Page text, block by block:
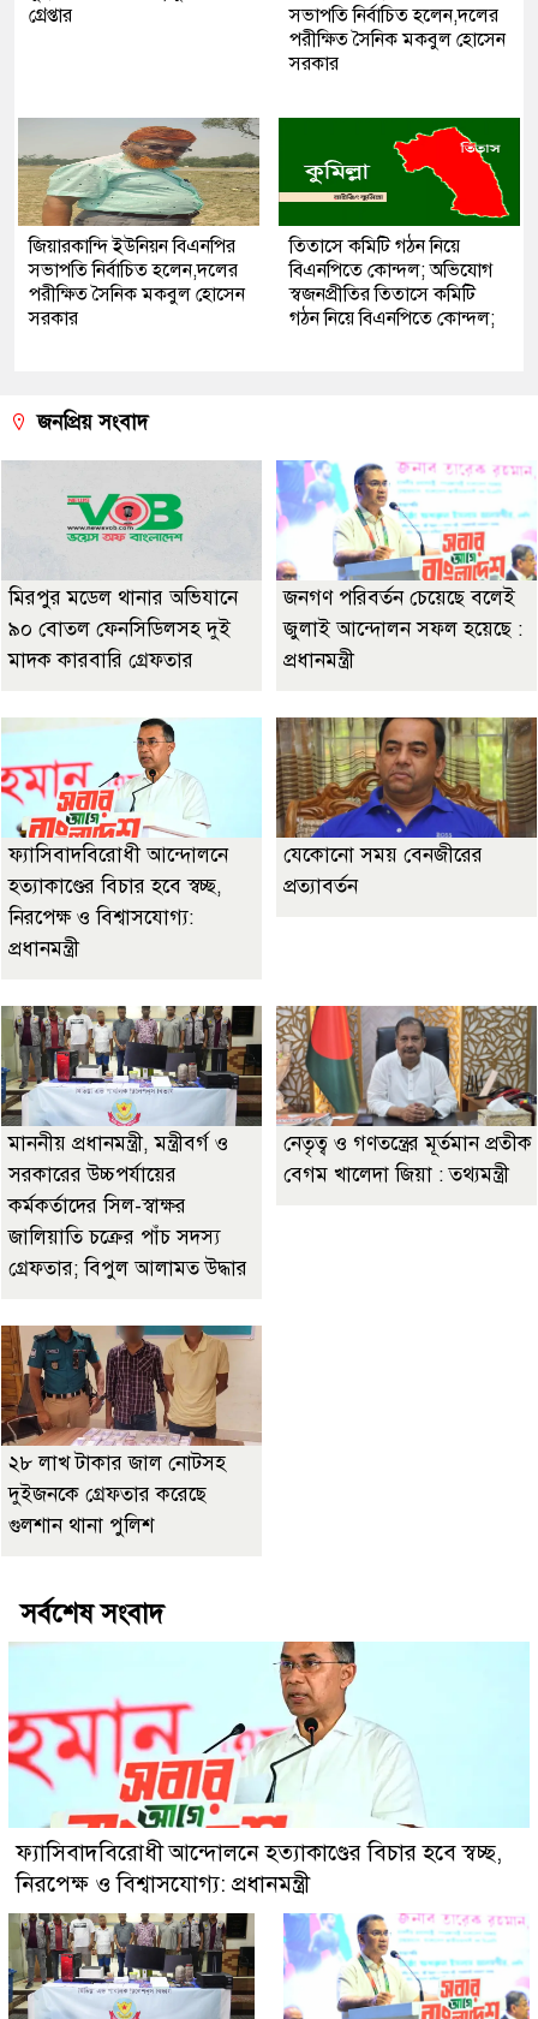
গ্রেপ্তার
সভাপতি নির্বাচিত হলেন,দলের
পরীক্ষিত সৈনিক মকবুল হোসেন
সরকার
জিয়ারকান্দি ইউনিয়ন বিএনপির
সভাপতি নির্বাচিত হলেন,দলের
পরীক্ষিত সৈনিক মকবুল হোসেন
সরকার
তিতাসে কমিটি গঠন নিয়ে
বিএনপিতে কোন্দল; অভিযোগ
স্বজনপ্রীতির তিতাসে কমিটি
গঠন নিয়ে বিএনপিতে কোন্দল;
জনপ্রিয় সংবাদ
মিরপুর মডেল থানার অভিযানে
৯০ বোতল ফেনসিডিলসহ দুই
মাদক কারবারি গ্রেফতার
জনগণ পরিবর্তন চেয়েছে বলেই
জুলাই আন্দোলন সফল হয়েছে :
প্রধানমন্ত্রী
ফ্যাসিবাদবিরোধী আন্দোলনে
হত্যাকাণ্ডের বিচার হবে স্বচ্ছ,
নিরপেক্ষ ও বিশ্বাসযোগ্য:
প্রধানমন্ত্রী
যেকোনো সময় বেনজীরের
প্রত্যাবর্তন
মাননীয় প্রধানমন্ত্রী, মন্ত্রীবর্গ ও
সরকারের উচ্চপর্যায়ের
কর্মকর্তাদের সিল-স্বাক্ষর
জালিয়াতি চক্রের পাঁচ সদস্য
গ্রেফতার; বিপুল আলামত উদ্ধার
নেতৃত্ব ও গণতন্ত্রের মূর্তমান প্রতীক
বেগম খালেদা জিয়া : তথ্যমন্ত্রী
২৮ লাখ টাকার জাল নোটসহ
দুইজনকে গ্রেফতার করেছে
গুলশান থানা পুলিশ
সর্বশেষ সংবাদ
ফ্যাসিবাদবিরোধী আন্দোলনে হত্যাকাণ্ডের বিচার হবে স্বচ্ছ,
নিরপেক্ষ ও বিশ্বাসযোগ্য: প্রধানমন্ত্রী